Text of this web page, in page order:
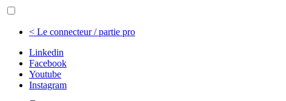
< Le connecteur / partie pro
Linkedin
Facebook
Youtube
Instagram